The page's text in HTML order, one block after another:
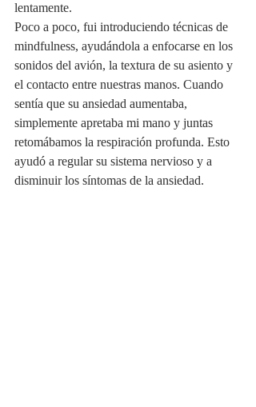
lentamente.
Poco a poco, fui introduciendo técnicas de
mindfulness, ayudándola a enfocarse en los
sonidos del avión, la textura de su asiento y
el contacto entre nuestras manos. Cuando
sentía que su ansiedad aumentaba,
simplemente apretaba mi mano y juntas
retomábamos la respiración profunda. Esto
ayudó a regular su sistema nervioso y a
disminuir los síntomas de la ansiedad.